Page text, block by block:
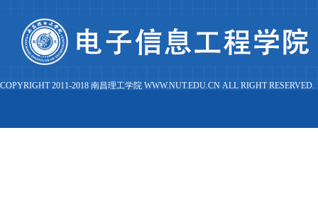
COPYRIGHT 2011-2018 南昌理工学院 WWW.NUT.EDU.CN ALL RIGHT RESERVED.